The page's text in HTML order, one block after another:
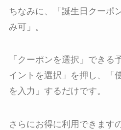
ちなみに、「誕生日クーポ
み可」。
「クーポンを選択」できる
イントを選択」を押し、「
を入力」するだけです。
さらにお得に利用できます